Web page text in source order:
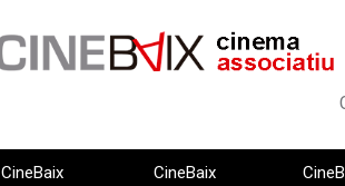
CineBaix
CineBaix